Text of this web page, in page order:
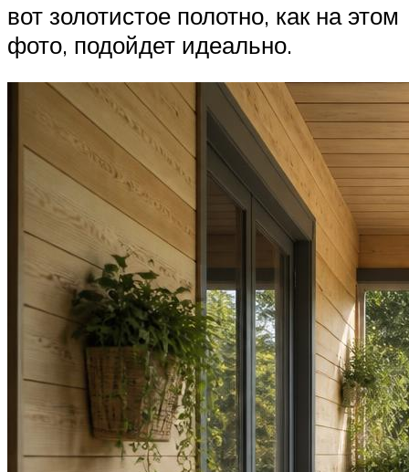
вот золотистое полотно, как на этом
фото, подойдет идеально.